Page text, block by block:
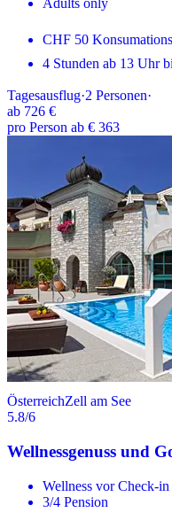
Adults only
CHF 50
4 Stunden ab 13 Uhr
Tagesausflug·2 Personen·
ab 726 €
pro Person ab € 363
ÖsterreichZell am See
5.8/6
Wellnessgenuss und
Wellness vor Check-
3/4 Pension